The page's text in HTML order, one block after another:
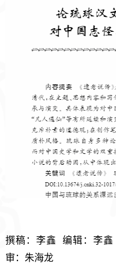
撰稿：李鑫  编辑：李鑫
审：朱海龙